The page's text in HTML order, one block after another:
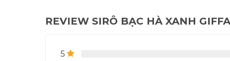
REVIEW SIRÔ BẠC HÀ XANH
5